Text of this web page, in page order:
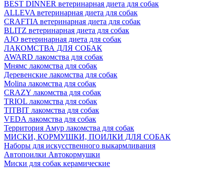
BEST DINNER ветеринарная диета для собак
ALLEVA ветеринарная диета для собак
CRAFTIA ветеринарная диета для собак
BLITZ ветеринарная диета для собак
AJO ветеринарная диета для собак
ЛАКОМСТВА ДЛЯ СОБАК
AWARD лакомства для собак
Мнямс лакомства для собак
Деревенские лакомства для собак
Molina лакомства для собак
CRAZY лакомства для собак
TRIOL лакомства для собак
TITBIT лакомства для собак
VEDA лакомства для собак
Территория Амур лакомства для собак
МИСКИ, КОРМУШКИ, ПОИЛКИ ДЛЯ СОБАК
Наборы для искусственного выкармливания
Автопоилки Автокормушки
Миски для собак керамические